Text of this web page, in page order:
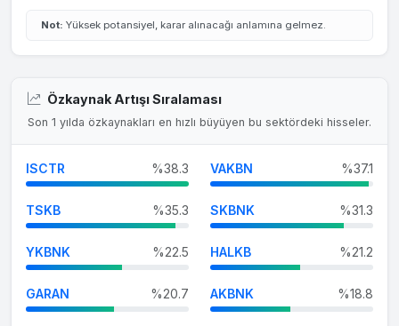
Not: Yüksek potansiyel, karar alınacağı anlamına gelmez.
Özkaynak Artışı Sıralaması
Son 1 yılda özkaynakları en hızlı büyüyen bu sektördeki hisseler.
ISCTR %38.3 VAKBN %37.1
TSKB %35.3 SKBNK %31.3
YKBNK %22.5 HALKB %21.2
GARAN %20.7 AKBNK %18.8